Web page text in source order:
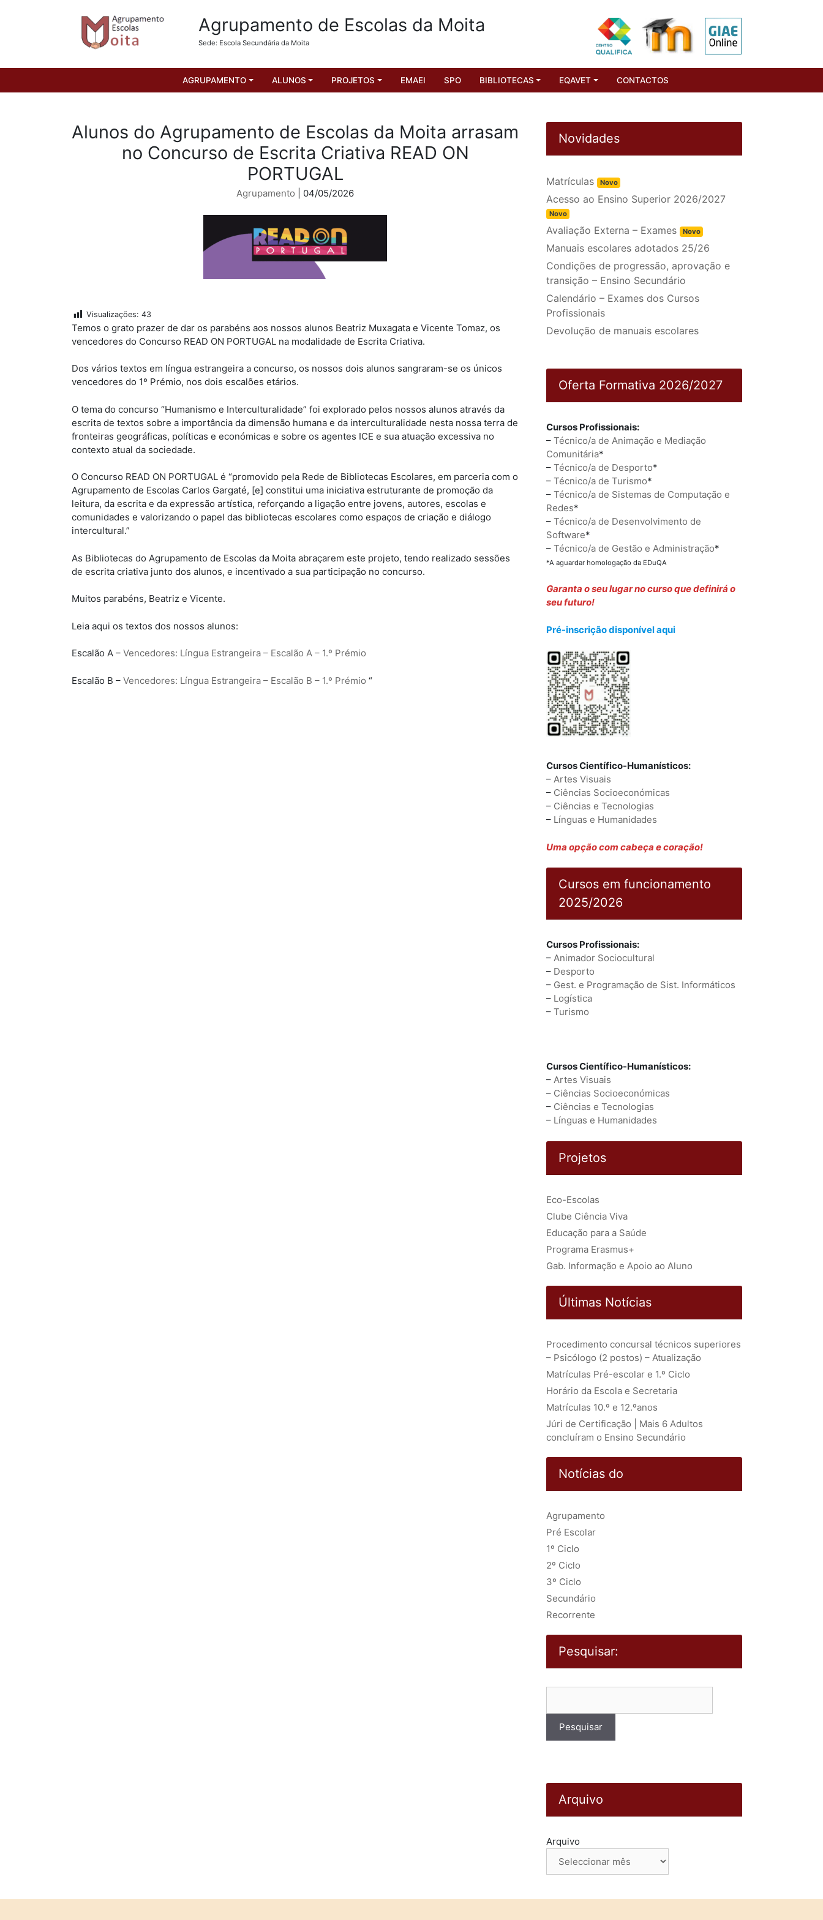
Agrupamento de Escolas da Moita
Sede: Escola Secundária da Moita
AGRUPAMENTO ALUNOS PROJETOS EMAEI SPO BIBLIOTECAS EQAVET CONTACTOS
Alunos do Agrupamento de Escolas da Moita arrasam
no Concurso de Escrita Criativa READ ON
PORTUGAL
Agrupamento | 04/05/2026
Visualizações: 43
Temos o grato prazer de dar os parabéns aos nossos alunos Beatriz Muxagata e Vicente Tomaz, os
vencedores do Concurso READ ON PORTUGAL na modalidade de Escrita Criativa.
Dos vários textos em língua estrangeira a concurso, os nossos dois alunos sangraram-se os únicos
vencedores do 1º Prémio, nos dois escalões etários.
O tema do concurso “Humanismo e Interculturalidade” foi explorado pelos nossos alunos através da
escrita de textos sobre a importância da dimensão humana e da interculturalidade nesta nossa terra de
fronteiras geográficas, políticas e económicas e sobre os agentes ICE e sua atuação excessiva no
contexto atual da sociedade.
O Concurso READ ON PORTUGAL é “promovido pela Rede de Bibliotecas Escolares, em parceria com o
Agrupamento de Escolas Carlos Gargaté, [e] constitui uma iniciativa estruturante de promoção da
leitura, da escrita e da expressão artística, reforçando a ligação entre jovens, autores, escolas e
comunidades e valorizando o papel das bibliotecas escolares como espaços de criação e diálogo
intercultural.”
As Bibliotecas do Agrupamento de Escolas da Moita abraçarem este projeto, tendo realizado sessões
de escrita criativa junto dos alunos, e incentivado a sua participação no concurso.
Muitos parabéns, Beatriz e Vicente.
Leia aqui os textos dos nossos alunos:
Escalão A – Vencedores: Língua Estrangeira – Escalão A – 1.º Prémio
Escalão B – Vencedores: Língua Estrangeira – Escalão B – 1.º Prémio “
Novidades
Matrículas Novo
Acesso ao Ensino Superior 2026/2027
Novo
Avaliação Externa – Exames Novo
Manuais escolares adotados 25/26
Condições de progressão, aprovação e
transição – Ensino Secundário
Calendário – Exames dos Cursos
Profissionais
Devolução de manuais escolares
Oferta Formativa 2026/2027
Cursos Profissionais:
– Técnico/a de Animação e Mediação
Comunitária*
– Técnico/a de Desporto*
– Técnico/a de Turismo*
– Técnico/a de Sistemas de Computação e
Redes*
– Técnico/a de Desenvolvimento de
Software*
– Técnico/a de Gestão e Administração*
*A aguardar homologação da EDuQA
Garanta o seu lugar no curso que definirá o
seu futuro!
Pré-inscrição disponível aqui
Cursos Científico-Humanísticos:
– Artes Visuais
– Ciências Socioeconómicas
– Ciências e Tecnologias
– Línguas e Humanidades
Uma opção com cabeça e coração!
Cursos em funcionamento
2025/2026
Cursos Profissionais:
– Animador Sociocultural
– Desporto
– Gest. e Programação de Sist. Informáticos
– Logística
– Turismo
Cursos Científico-Humanísticos:
– Artes Visuais
– Ciências Socioeconómicas
– Ciências e Tecnologias
– Línguas e Humanidades
Projetos
Eco-Escolas
Clube Ciência Viva
Educação para a Saúde
Programa Erasmus+
Gab. Informação e Apoio ao Aluno
Últimas Notícias
Procedimento concursal técnicos superiores
– Psicólogo (2 postos) – Atualização
Matrículas Pré-escolar e 1.º Ciclo
Horário da Escola e Secretaria
Matrículas 10.º e 12.ºanos
Júri de Certificação | Mais 6 Adultos
concluíram o Ensino Secundário
Notícias do
Agrupamento
Pré Escolar
1º Ciclo
2º Ciclo
3º Ciclo
Secundário
Recorrente
Pesquisar:
Arquivo
Arquivo